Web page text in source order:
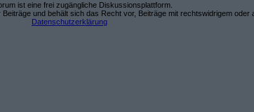
ist eine frei zugängliche Diskussionsplattform.
und behält sich das Recht vor, Beiträge mit rechtswidrigem oder
Datenschutzerklärung